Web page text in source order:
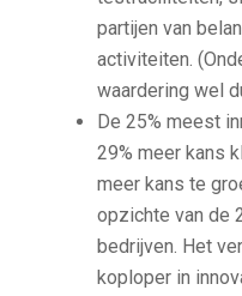
partijen van
activiteiten.
waardering wel
De 25% meest
29% meer kans
meer kans te
opzichte van de
bedrijven. Het
koploper in